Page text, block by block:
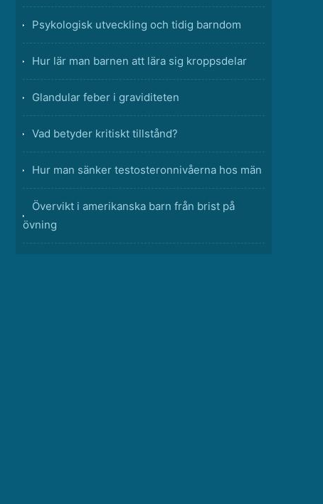
Psykologisk utveckling och tidig barndom
Hur lär man barnen att lära sig kroppsdelar
Glandular feber i graviditeten
Vad betyder kritiskt tillstånd?
Hur man sänker testosteronnivåerna hos män
Övervikt i amerikanska barn från brist på
övning